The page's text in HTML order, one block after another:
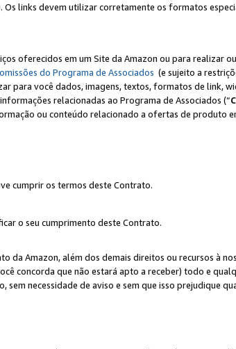
Os links devem utilizar corretamente os formatos
oferecidos em um Site da Amazon ou para realizar
do Programa de Associados (e sujeito a
para você dados, imagens, textos, formatos de link,
relacionadas ao Programa de Associados (“
ou conteúdo relacionado a ofertas de produto
cumprir os termos deste Contrato.
o seu cumprimento deste Contrato.
Amazon, além dos demais direitos ou recursos à
concorda que não estará apto a receber) todo e
necessidade de aviso e sem que isso prejudique